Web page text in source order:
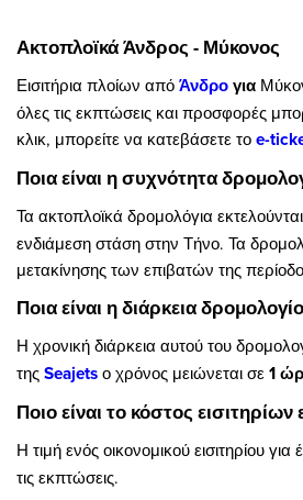
Ακτοπλοϊκά Άνδρος - Μύκονος
Εισιτήρια πλοίων απόΆνδρογια
όλες τις εκπτώσεις και προσφορές
κλικ, μπορείτε να κατεβάσετε τοe-
Ποια είναι η συχνότητα
Τα ακτοπλοϊκά δρομολόγια
ενδιάμεση στάση στην Τήνο. Τα
μετακίνησης των επιβατών της
Ποια είναι η διάρκεια
Η χρονική διάρκεια αυτού του
τηςSeajetsο χρόνος μειώνεται σε1
Ποιο είναι το κόστος
Η τιμή ενός οικονομικού εισιτηρίου
τις εκπτώσεις.